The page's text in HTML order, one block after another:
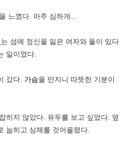
느꼈다. 아주 심하게...
섬에 정신을 잃은 여자와 둘이 있다
일이였다.
갔다. 가슴을 만지니 따뜻한 기분이
히지 않았다. 유두를 보고 싶었다. 옆
눕히고 상체를 것어올렸다.